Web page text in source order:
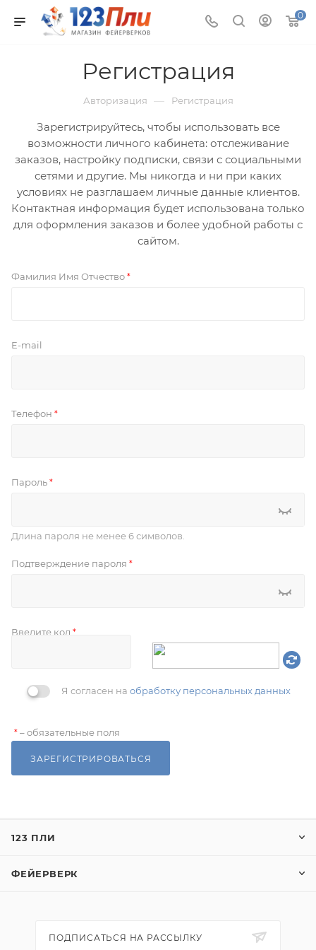
0
Регистрация
Авторизация — Регистрация
Зарегистрируйтесь, чтобы использовать все
возможности личного кабинета: отслеживание
заказов, настройку подписки, связи с социальными
сетями и другие. Мы никогда и ни при каких
условиях не разглашаем личные данные клиентов.
Контактная информация будет использована только
для оформления заказов и более удобной работы с
сайтом.
Фамилия Имя Отчество *
E-mail
Телефон *
Пароль *
Длина пароля не менее 6 символов.
Подтверждение пароля *
Введите код *
Я согласен на обработку персональных данных
ЗАРЕГИСТРИРОВАТЬСЯ
* – обязательные поля
123 ПЛИ
ФЕЙЕРВЕРК
ПОДПИСАТЬСЯ НА РАССЫЛКУ